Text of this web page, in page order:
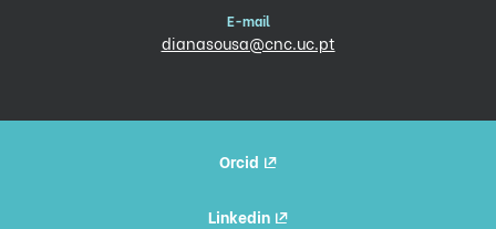
E-mail
dianasousa@cnc.uc.pt
Orcid
Linkedin